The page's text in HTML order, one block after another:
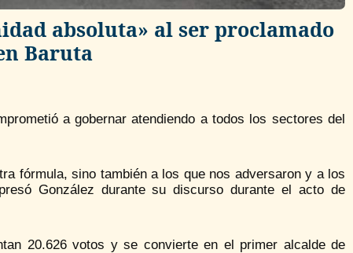
absoluta» al ser proclamado
Baruta
a gobernar atendiendo a todos los sectores del
fórmula, sino también a los que nos adversaron y a los
González durante su discurso durante el acto de
20.626 votos y se convierte en el primer alcalde de